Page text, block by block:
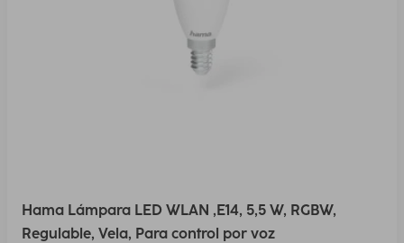
Hama Lámpara LED WLAN ,E14, 5,5 W, RGBW,
Regulable, Vela, Para control por voz